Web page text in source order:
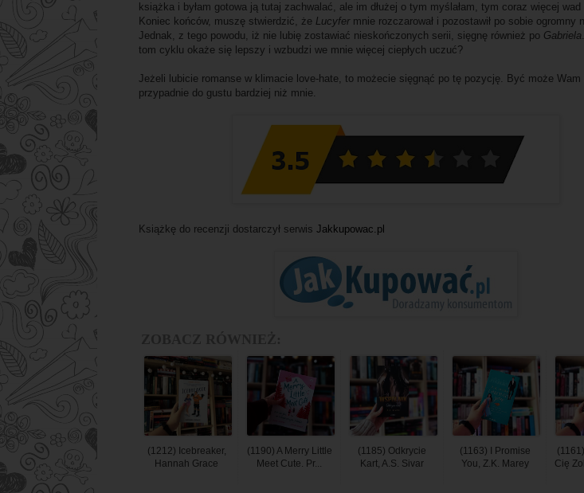
książka i byłam gotowa ją tutaj zachwalać, ale im dłużej o tym myślałam, tym coraz więcej wad
Koniec końców, muszę stwierdzić, że Lucyfer mnie rozczarował i pozostawił po sobie ogromny
Jednak, z tego powodu, iż nie lubię zostawiać nieskończonych serii, sięgnę również po Gabriela
tom cyklu okaże się lepszy i wzbudzi we mnie więcej ciepłych uczuć?
Jeżeli lubicie romanse w klimacie love-hate, to możecie sięgnąć po tę pozycję. Być może
przypadnie do gustu bardziej niż mnie.
Książkę do recenzji dostarczył serwis Jakkupowac.pl
(1212) Icebreaker,
Hannah Grace
(1190) A Merry Little
Meet Cute. Pr...
(1185) Odkrycie
Kart, A.S. Sivar
(1163) I Promise
You, Z.K. Marey
Cię